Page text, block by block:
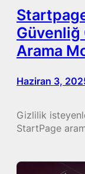
Güvenliğ
Arama
Haziran 3,
Gizlilik
StartPage